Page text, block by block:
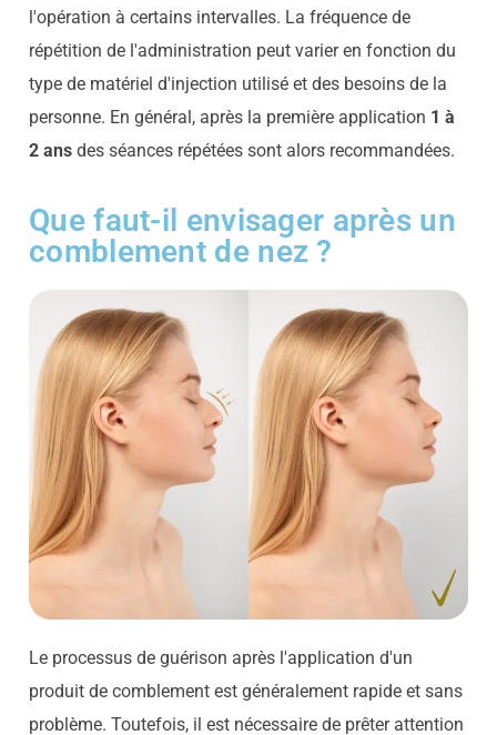
l'opération à certains intervalles. La fréquence de
répétition de l'administration peut varier en fonction du
type de matériel d'injection utilisé et des besoins de la
personne. En général, après la première application 1 à
2 ans des séances répétées sont alors recommandées.
Que faut-il envisager après un
comblement de nez ?
Le processus de guérison après l'application d'un
produit de comblement est généralement rapide et sans
problème. Toutefois, il est nécessaire de prêter attention